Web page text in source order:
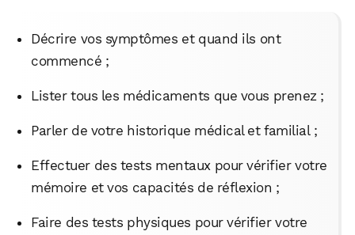
Décrire vos symptômes et quand ils ont
commencé ;
Lister tous les médicaments que vous prenez ;
Parler de votre historique médical et familial ;
Effectuer des tests mentaux pour vérifier votre
mémoire et vos capacités de réflexion ;
Faire des tests physiques pour vérifier votre